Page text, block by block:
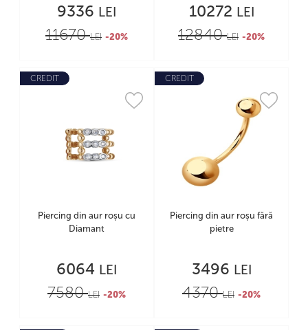
9336 LEI
11670LEI -20%
10272 LEI
12840LEI -20%
CREDIT
Piercing din aur roșu cu
Diamant
6064 LEI
7580LEI -20%
CREDIT
Piercing din aur roșu fără
pietre
3496 LEI
4370LEI -20%